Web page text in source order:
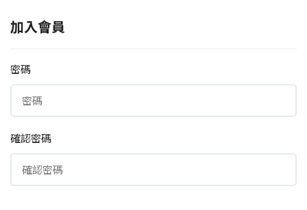
加入會員
密碼
確認密碼